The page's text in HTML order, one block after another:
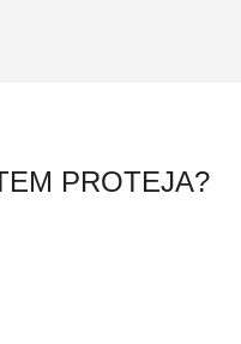
PROTEJA?